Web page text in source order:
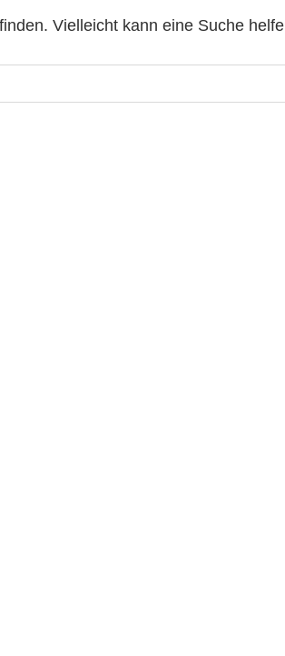
Vielleicht kann eine Suche